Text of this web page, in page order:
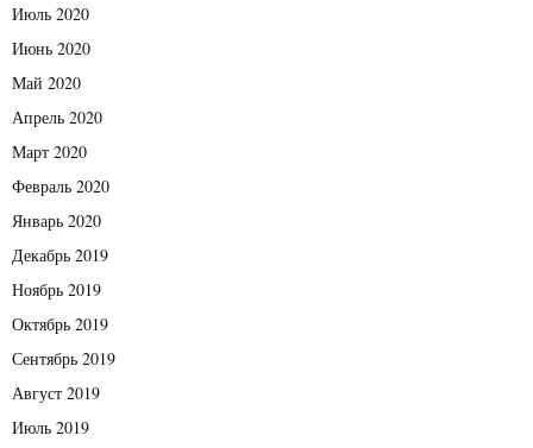
Июль 2020
Июнь 2020
Май 2020
Апрель 2020
Март 2020
Февраль 2020
Январь 2020
Декабрь 2019
Ноябрь 2019
Октябрь 2019
Сентябрь 2019
Август 2019
Июль 2019